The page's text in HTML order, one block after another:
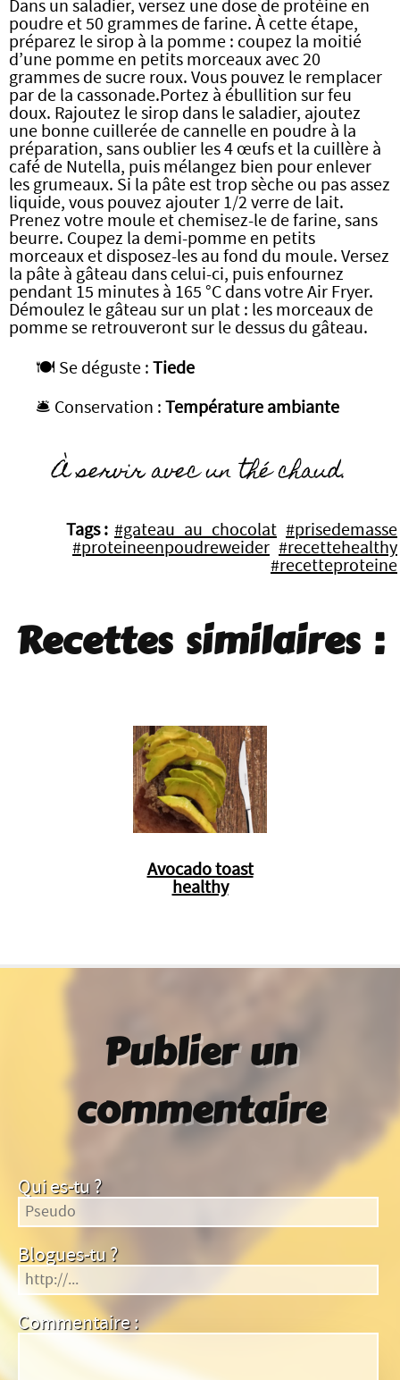
Dans un saladier, versez une dose de protéine en
poudre et 50 grammes de farine. À cette étape,
préparez le sirop à la pomme : coupez la moitié
d’une pomme en petits morceaux avec 20
grammes de sucre roux. Vous pouvez le remplacer
par de la cassonade.Portez à ébullition sur feu
doux. Rajoutez le sirop dans le saladier, ajoutez
une bonne cuillerée de cannelle en poudre à la
préparation, sans oublier les 4 œufs et la cuillère à
café de Nutella, puis mélangez bien pour enlever
les grumeaux. Si la pâte est trop sèche ou pas assez
liquide, vous pouvez ajouter 1/2 verre de lait.
Prenez votre moule et chemisez-le de farine, sans
beurre. Coupez la demi-pomme en petits
morceaux et disposez-les au fond du moule. Versez
la pâte à gâteau dans celui-ci, puis enfournez
pendant 15 minutes à 165 °C dans votre Air Fryer.
Démoulez le gâteau sur un plat : les morceaux de
pomme se retrouveront sur le dessus du gâteau.
🍽️ Se déguste : Tiede
🛎️ Conservation : Température ambiante
À servir avec un thé chaud.
Tags : #gateau_au_chocolat #prisedemasse
#proteineenpoudreweider #recettehealthy
#recetteproteine
Recettes similaires :
Avocado toast
healthy
Publier un
commentaire
Qui es-tu ?
Blogues-tu ?
Commentaire :